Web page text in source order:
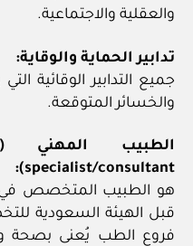
والعقلية والاجتماعية.
تدابير الحماية والوقاية:
جميع التدابير الوقائية
والخسائر المتوقعة.
specialist/consultant):
هو الطبيب المتخصص
قبل الهيئة السعودية
فروع الطب يُعنى بصحة